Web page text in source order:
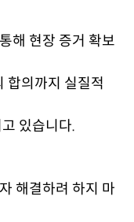
해 현장 증거 확보
합의까지 실질적
있습니다.
해결하려 하지 마